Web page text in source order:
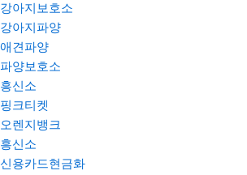
강아지보호소
강아지파양
애견파양
파양보호소
흥신소
핑크티켓
오렌지뱅크
흥신소
신용카드현금화